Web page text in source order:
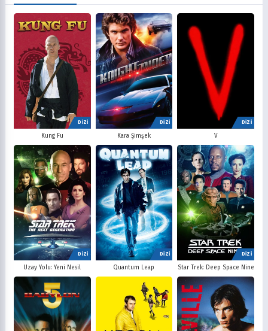
DİZİ
Kung Fu
DİZİ
Kara Şimşek
DİZİ
V
DİZİ
Uzay Yolu: Yeni Nesil
DİZİ
Quantum Leap
DİZİ
Star Trek: Deep Space Nine